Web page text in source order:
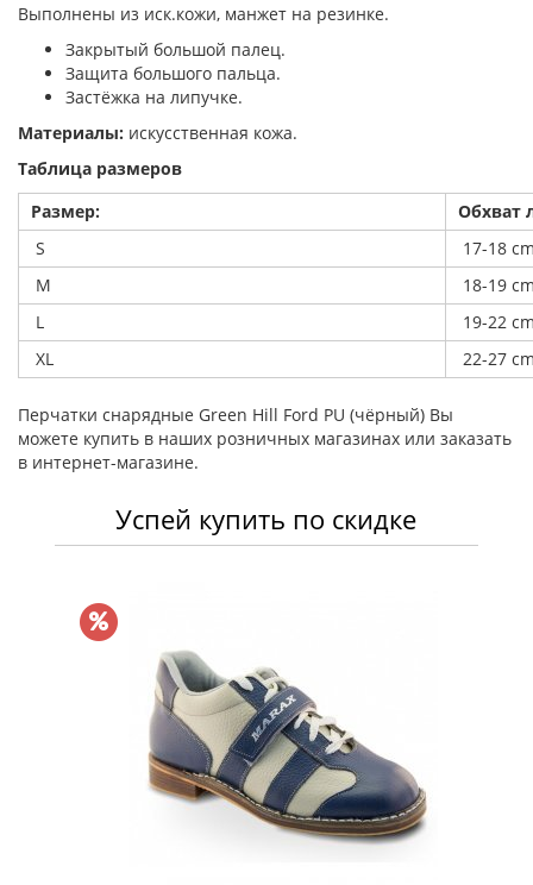
Выполнены из иск.кожи, манжет на резинке.
Закрытый большой палец.
Защита большого пальца.
Застёжка на липучке.
Материалы: искусственная кожа.
Таблица размеров
Размер:
Обхват
S
17-18
M
18-19
L
19-22
XL
22-27
Перчатки снарядные Green Hill Ford PU (чёрный) Вы
можете купить в наших розничных магазинах или заказать
в интернет-магазине.
Успей купить по скидке